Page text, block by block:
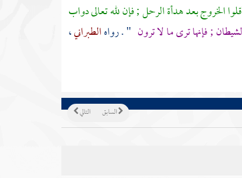
الخروج بعد هدأة الرحل ; فإن لله تعالى دواب
; فإنها ترى ما لا ترون " . رواهالطبراني،
التالي السابق